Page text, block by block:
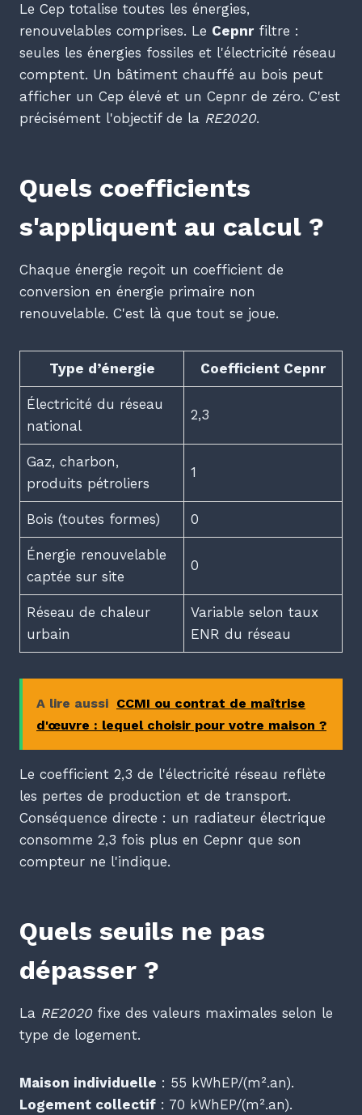
Le Cep totalise toutes les énergies,
renouvelables comprises. Le Cepnr filtre :
seules les énergies fossiles et l'électricité réseau
comptent. Un bâtiment chauffé au bois peut
afficher un Cep élevé et un Cepnr de zéro. C'est
précisément l'objectif de la RE2020.
Quels coefficients
s'appliquent au calcul ?
Chaque énergie reçoit un coefficient de
conversion en énergie primaire non
renouvelable. C'est là que tout se joue.
Type d’énergie Coefficient Cepnr
Électricité du réseau
national
2,3
Gaz, charbon,
produits pétroliers
1
Bois (toutes formes) 0
Énergie renouvelable
captée sur site
0
Réseau de chaleur
urbain
Variable selon taux
ENR du réseau
A lire aussi CCMI ou contrat de maîtrise
d'œuvre : lequel choisir pour votre maison ?
Le coefficient 2,3 de l'électricité réseau reflète
les pertes de production et de transport.
Conséquence directe : un radiateur électrique
consomme 2,3 fois plus en Cepnr que son
compteur ne l'indique.
Quels seuils ne pas
dépasser ?
La RE2020fixe des valeurs maximales selon le
type de logement.
Maison individuelle : 55 kWhEP/(m².an).
Logement collectif : 70 kWhEP/(m².an).